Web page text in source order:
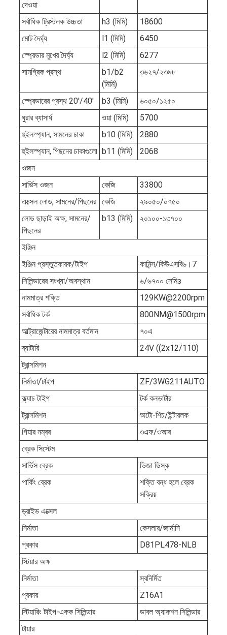
দেওয়া
সর্বাধিক ট্রিস্টলক উচ্চতা
h3 (মিমি)
18600
মোট দৈর্ঘ্য
l1 (মিমি)
6450
স্প্রেডার মুখের দৈর্ঘ্য
l2 (মিমি)
6277
সামগ্রিক প্রস্থ
b1/b2
(মিমি)
৩৬২৭/২৩৯৮
স্প্রেডারের প্রস্থ 20'/40' b3 (মিমি)
৬০৫০/১২৫০
ঘুরার ব্যাসার্ধ
ওয়া (মিমি)
5700
হুইলস্প্যান, সামনের চাকা
b10 (মিমি)
2880
হুইলস্প্যান, পিছনের চাকাগুলো b11 (মিমি)
2068
ওজন
সার্ভিস ওজন
কেজি
33800
এক্সেল লোড, সামনের/পিছনের কেজি
২৯০৫০/০৭৫০
লোড ছাড়াই অক্ষ, সামনের/
পিছনের
b13 (মিমি) ২০১০০-১৩৭০০
ইঞ্জিন
ইঞ্জিন প্রস্তুতকারক/টাইপ
কামিন্স/কিউএসবি৬।7
সিলিন্ডারের সংখ্যা/অবস্থান
৬/৬৭০০ সেমি3
নামমাত্র শক্তি
129KW@2200rpm
সর্বাধিক টর্ক
800NM@1500rpm
আল্ট্রাজেন্টারের নামমাত্র বর্তমান
৭০এ
ব্যাটারি
24V ((2x12/110)
ট্রান্সমিশন
নির্মাতা/টাইপ
ZF/3WG211AUTO
ক্ল্যাচ টাইপ
টর্ক কনভার্টার
ট্রান্সমিশন
অটো-শিচ/ইন্টারলক
গিয়ার নম্বর
৩এফ/৩আর
ব্রেক সিস্টেম
সার্ভিস ব্রেক
ভিজা ডিস্ক
পার্কিং ব্রেক
শক্তি বন্ধ হলে ব্রেক
সক্রিয়
ড্রাইভ এক্সেল
নির্মাতা
কেসলার/জার্মানি
প্রকার
D81PL478-NLB
স্টিয়ার অক্ষ
নির্মাতা
স্বনির্মিত
প্রকার
Z16A1
স্টিয়ারিং টাইপ-একক সিলিন্ডার
ডাবল অ্যাকশন সিলিন্ডার
টায়ার